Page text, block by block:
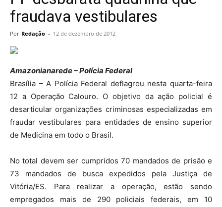
fraudava vestibulares
Por Redação - 12 de dezembro de 2012
Amazonianarede – Polícia Federal
Brasília – A Polícia Federal deflagrou nesta quarta-feira
12 a Operação Calouro. O objetivo da ação policial é
desarticular organizações criminosas especializadas em
fraudar vestibulares para entidades de ensino superior
de Medicina em todo o Brasil.
No total devem ser cumpridos 70 mandados de prisão e
73 mandados de busca expedidos pela Justiça de
Vitória/ES. Para realizar a operação, estão sendo
empregados mais de 290 policiais federais, em 10